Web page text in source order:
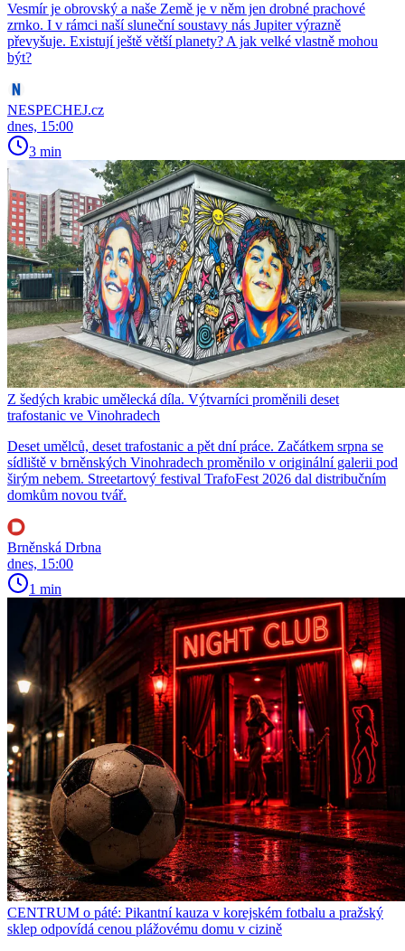
Vesmír je obrovský a naše Země je v něm jen drobné prachové
zrnko. I v rámci naší sluneční soustavy nás Jupiter výrazně
převyšuje. Existují ještě větší planety? A jak velké vlastně mohou
být?
NESPECHEJ.cz
dnes, 15:00
3 min
Z šedých krabic umělecká díla. Výtvarníci proměnili deset
trafostanic ve Vinohradech
Deset umělců, deset trafostanic a pět dní práce. Začátkem srpna se
sídliště v brněnských Vinohradech proměnilo v originální galerii pod
širým nebem. Streetartový festival TrafoFest 2026 dal distribučním
domkům novou tvář.
Brněnská Drbna
dnes, 15:00
1 min
CENTRUM o páté: Pikantní kauza v korejském fotbalu a pražský
sklep odpovídá cenou plážovému domu v cizině